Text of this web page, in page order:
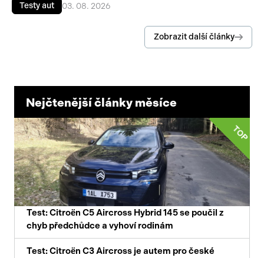
Testy aut 03. 08. 2026
Zobrazit další články
Nejčtenější články měsíce
TOP
Test: Citroën C5 Aircross Hybrid 145 se poučil z
chyb předchůdce a vyhoví rodinám
Test: Citroën C3 Aircross je autem pro české